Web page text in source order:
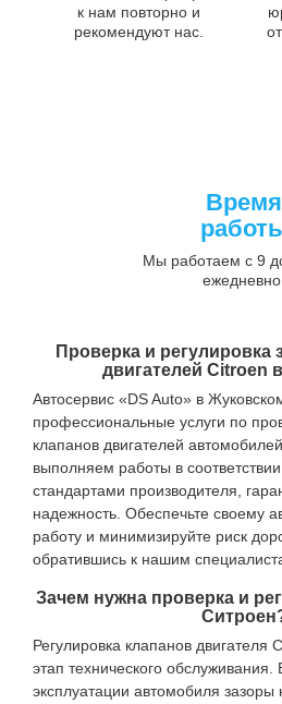
к нам повторно и
рекомендуют нас.
Время
Мы работаем с 9
ежедневно.
Проверка и регулировка
двигателей Citroen
Автосервис «DS Auto» в
профессиональные услуги по
клапанов двигателей
выполняем работы в
стандартами производителя,
надежность. Обеспечьте своему
работу и минимизируйте риск
обратившись к нашим
Зачем нужна проверка и
Регулировка клапанов двигателя
этап технического обслуживания.
эксплуатации автомобиля